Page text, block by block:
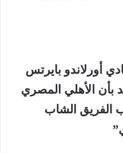
أورلاندو بايرتس
بأن الأهلي المصري
الفريق الشاب